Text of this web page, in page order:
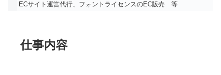
ECサイト運営代行、フォントライセンスのEC販売 等
仕事内容